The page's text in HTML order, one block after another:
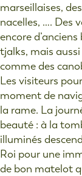
marseillaises,
nacelles, …. Des
encore
tjalks, mais
comme des
Les visiteurs
moment de
la rame. La
beauté : à la
illuminés
Roi pour une
de bon matelot